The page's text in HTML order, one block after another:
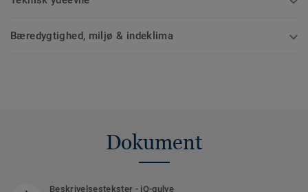
Bæredygtighed, miljø & indeklima
Dokument
Beskrivelsestekster - iQ-gulve